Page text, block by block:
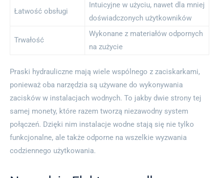
Łatwość obsługi
Intuicyjne w użyciu, nawet dla mniej
doświadczonych użytkowników
Trwałość
Wykonane z materiałów odpornych
na zużycie
Praski hydrauliczne mają wiele wspólnego z zaciskarkami,
ponieważ oba narzędzia są używane do wykonywania
zacisków w instalacjach wodnych. To jakby dwie strony tej
samej monety, które razem tworzą niezawodny system
połączeń. Dzięki nim instalacje wodne stają się nie tylko
funkcjonalne, ale także odporne na wszelkie wyzwania
codziennego użytkowania.